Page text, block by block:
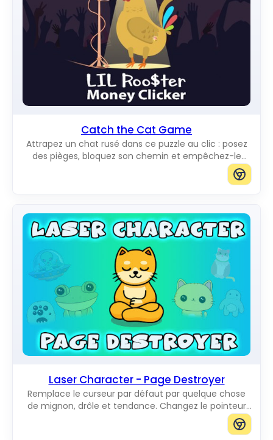
Catch the Cat Game
Attrapez un chat rusé dans ce puzzle au clic : posez
des pièges, bloquez son chemin et empêchez-le
Laser Character - Page Destroyer
Remplace le curseur par défaut par quelque chose
de mignon, drôle et tendance. Changez le pointeur
de souris habituel pour d'incroyables Cute Cursors.